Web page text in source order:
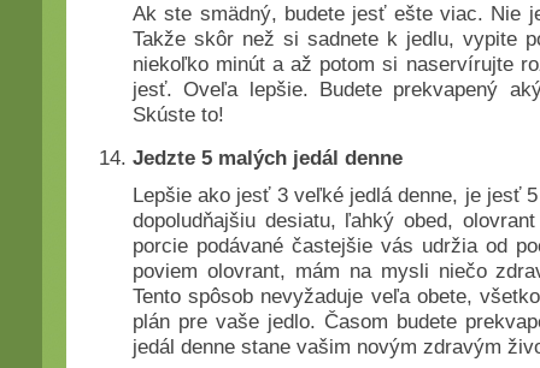
Ak ste smädný, budete jesť ešte viac. Nie
Takže skôr než si sadnete k jedlu, vypite
niekoľko minút a až potom si naservírujte
jesť. Oveľa lepšie. Budete prekvapený
Skúste to!
Jedzte 5 malých jedál denne
Lepšie ako jesť 3 veľké jedlá denne, je jesť
dopoludňajšiu desiatu, ľahký obed,
porcie podávané častejšie vás udržia od
poviem olovrant, mám na mysli niečo
Tento spôsob nevyžaduje veľa obete,
plán pre vaše jedlo. Časom budete
jedál denne stane vašim novým zdravým